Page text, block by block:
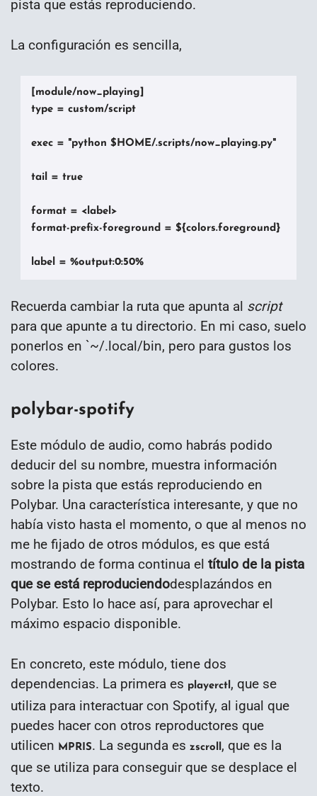
pista que estás reproduciendo.
La configuración es sencilla,
[module/now_playing]
type = custom/script
exec = "python $HOME/.scripts/now_playing.py"
tail = true
format = <label>
format-prefix-foreground = ${colors.foreground}
label = %output:0:50%
Recuerda cambiar la ruta que apunta al script
para que apunte a tu directorio. En mi caso, suelo
ponerlos en `~/.local/bin, pero para gustos los
colores.
polybar-spotify
Este módulo de audio, como habrás podido
deducir del su nombre, muestra información
sobre la pista que estás reproduciendo en
Polybar. Una característica interesante, y que no
había visto hasta el momento, o que al menos no
me he fijado de otros módulos, es que está
mostrando de forma continua el título de la pista
que se está reproduciendodesplazándos en
Polybar. Esto lo hace así, para aprovechar el
máximo espacio disponible.
En concreto, este módulo, tiene dos
dependencias. La primera es playerctl , que se
utiliza para interactuar con Spotify, al igual que
puedes hacer con otros reproductores que
utilicen MPRIS. La segunda es zscroll , que es la
que se utiliza para conseguir que se desplace el
texto.